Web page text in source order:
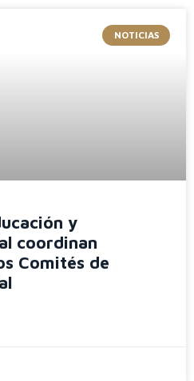
NOTICIAS
y
coordinan
Comités de